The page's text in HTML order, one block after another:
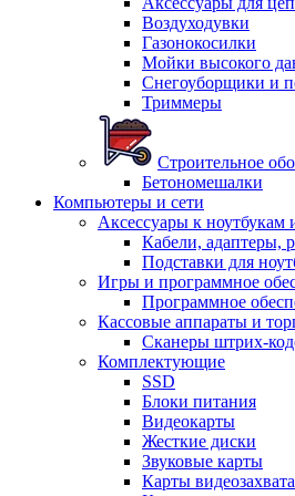
Воздуходувки
Газонокосилки
Мойки высокого
Снегоуборщики и
Триммеры
Строительное
Бетономешалки
Компьютеры и сети
Аксессуары к ноутбукам
Кабели, адаптеры,
Подставки для
Игры и программное
Программное
Кассовые аппараты и
Сканеры штрих-
Комплектующие
SSD
Блоки питания
Видеокарты
Жесткие диски
Звуковые карты
Карты видеозахвата